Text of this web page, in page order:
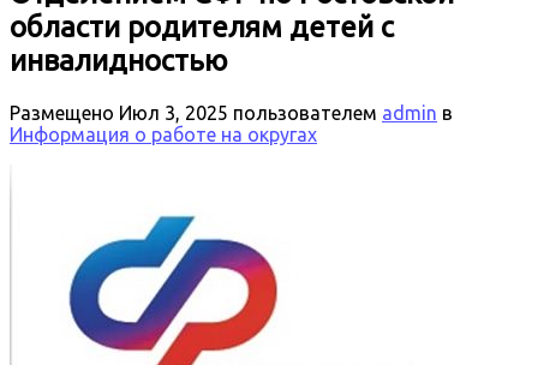
области родителям детей с
инвалидностью
Размещено Июл 3, 2025 пользователем admin в
Информация о работе на округах